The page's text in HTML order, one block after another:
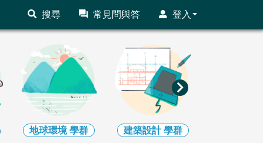
搜尋 常見問與答 登入
地球環境學群 建築設計學群